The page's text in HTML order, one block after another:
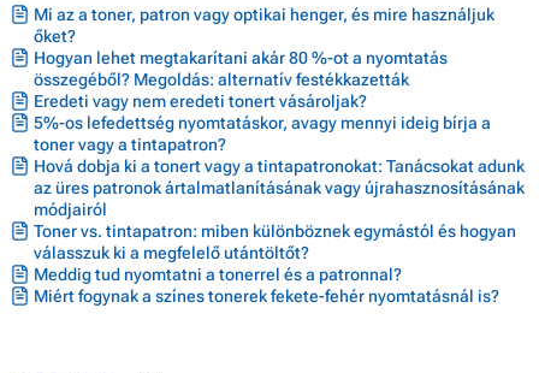
Mi az a toner, patron vagy optikai henger, és mire használjuk
őket?
Hogyan lehet megtakarítani akár 80 %-ot a nyomtatás
összegéből? Megoldás: alternatív festékkazetták
Eredeti vagy nem eredeti tonert vásároljak?
5%-os lefedettség nyomtatáskor, avagy mennyi ideig bírja a
toner vagy a tintapatron?
Hová dobja ki a tonert vagy a tintapatronokat: Tanácsokat adunk
az üres patronok ártalmatlanításának vagy újrahasznosításának
módjairól
Toner vs. tintapatron: miben különböznek egymástól és hogyan
válasszuk ki a megfelelő utántöltőt?
Meddig tud nyomtatni a tonerrel és a patronnal?
Miért fogynak a színes tonerek fekete-fehér nyomtatásnál is?